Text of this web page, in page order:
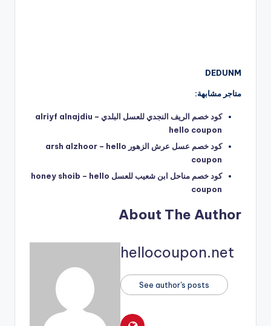
DEDUNM
متاجر مشابهة:
كود خصم الريف النجدي للعسل البلدي alriyf alnajdiu –
hello coupon
كود خصم عسل عرش الزهور arsh alzhoor – hello
coupon
كود خصم مناحل ابن شعيب للعسل honey shoib – hello
coupon
About The Author
hellocoupon.net
See author's posts